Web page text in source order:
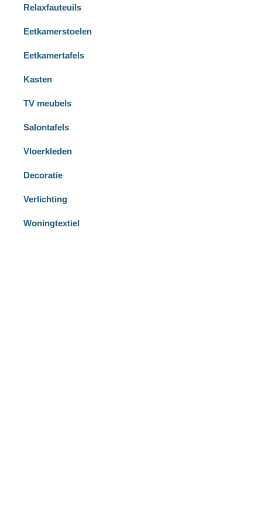
Relaxfauteuils
Eetkamerstoelen
Eetkamertafels
Kasten
TV meubels
Salontafels
Vloerkleden
Decoratie
Verlichting
Woningtextiel